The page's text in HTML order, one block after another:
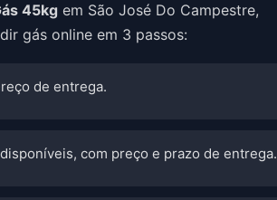
45kg em São José Do Campestre,
gás online em 3 passos:
de entrega.
com preço e prazo de entrega.